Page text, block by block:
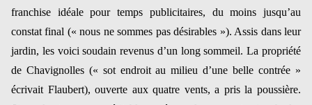
franchise idéale pour temps publicitaires, du moins jusqu’au
constat final (« nous ne sommes pas désirables »). Assis dans leur
jardin, les voici soudain revenus d’un long sommeil. La propriété
de Chavignolles (« sot endroit au milieu d’une belle contrée »
écrivait Flaubert), ouverte aux quatre vents, a pris la poussière.